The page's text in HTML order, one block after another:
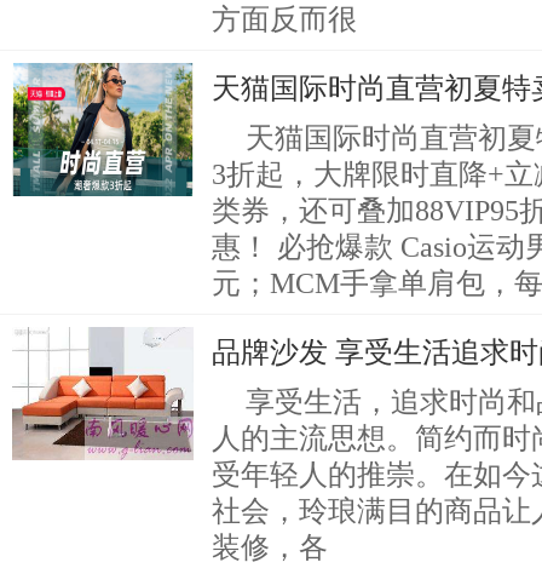
方面反而很
天猫国际时尚直营初夏
天猫国际时尚直营初
3折起，大牌限时直降+
类券，还可叠加88VIP95
惠！ 必抢爆款 Casio运动
元；MCM手拿单肩包，
品牌沙发 享受生活追求
享受生活，追求时尚
人的主流思想。简约而
受年轻人的推崇。在如
社会，玲琅满目的商品
装修，各